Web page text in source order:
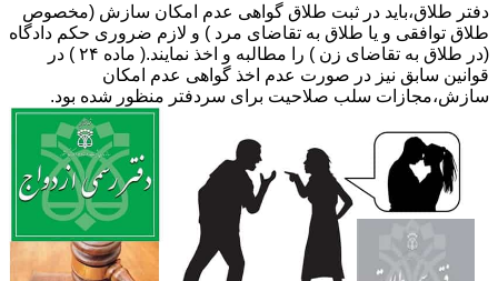
دفتر طلاق،باید در ثبت طلاق گواهی عدم امکان سازش (مخصوص
طلاق توافقی و یا طلاق به تقاضای مرد ) و لازم ضروری حکم دادگاه
(در طلاق به تقاضای زن ) را مطالبه و اخذ نمایند.( ماده ۲۴ ) در
قوانین سابق نیز در صورت عدم اخذ گواهی عدم امکان
سازش،مجازات سلب صلاحیت برای سردفتر منظور شده بود.